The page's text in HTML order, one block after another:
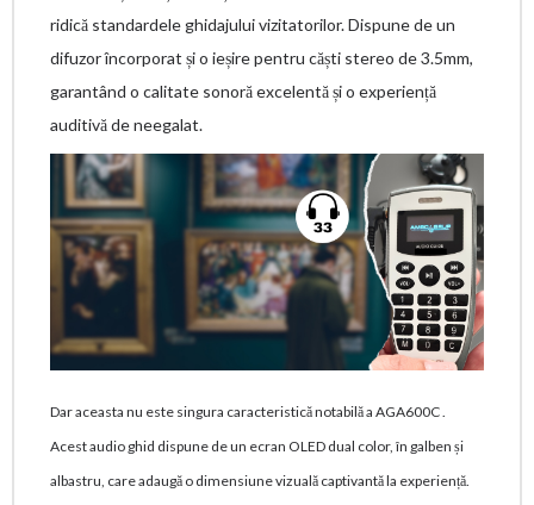
ridică standardele ghidajului vizitatorilor. Dispune de un
difuzor încorporat și o ieșire pentru căști stereo de 3.5mm,
garantând o calitate sonoră excelentă și o experiență
auditivă de neegalat.
Dar aceasta nu este singura caracteristică notabilă a AGA600C .
Acest audio ghid dispune de un ecran OLED dual color, în galben și
albastru, care adaugă o dimensiune vizuală captivantă la experiență.